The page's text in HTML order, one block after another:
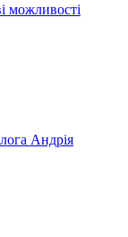
можливості
Андрія